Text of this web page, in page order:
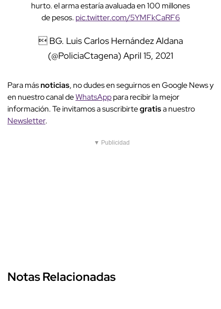
hurto. el arma estaría avaluada en 100 millones
de pesos. pic.twitter.com/5YMFkCaRF6
 BG. Luis Carlos Hernández Aldana
(@PoliciaCtagena) April 15, 2021
Para másnoticias, no dudes en seguirnos en Google News y
en nuestro canal deWhatsApppara recibir la mejor
información. Te invitamos a suscribirtegratisa nuestro
Newsletter.
▼ Publicidad
Notas Relacionadas